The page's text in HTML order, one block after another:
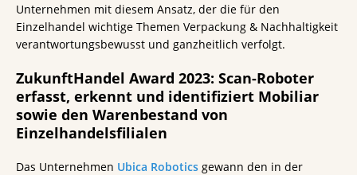
Unternehmen mit diesem Ansatz, der die für den
Einzelhandel wichtige Themen Verpackung & Nachhaltigkeit
verantwortungsbewusst und ganzheitlich verfolgt.
ZukunftHandel Award 2023: Scan-Roboter
erfasst, erkennt und identifiziert Mobiliar
sowie den Warenbestand von
Einzelhandelsfilialen
Das Unternehmen Ubica Robotics gewann den in der